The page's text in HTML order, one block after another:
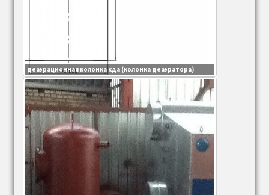
Вентиляторы дутьевые центробежные ВД
Вентиляторы ВДН
Карманы всасывающие дымососа
(вентилятора)
Золоуловители ЗУ
Водоподготовка
деаэрационная колонка кда (колонка деаэратора)